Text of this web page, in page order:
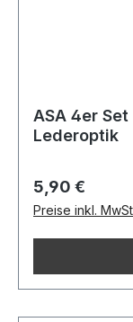
ASA 4er
Lederoptik
Regulärer
5,90 €
Preise inkl.